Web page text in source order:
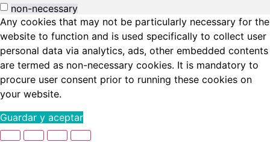
non-necessary
Any cookies that may not be particularly necessary for the
website to function and is used specifically to collect user
personal data via analytics, ads, other embedded contents
are termed as non-necessary cookies. It is mandatory to
procure user consent prior to running these cookies on
your website.
Guardar y aceptar